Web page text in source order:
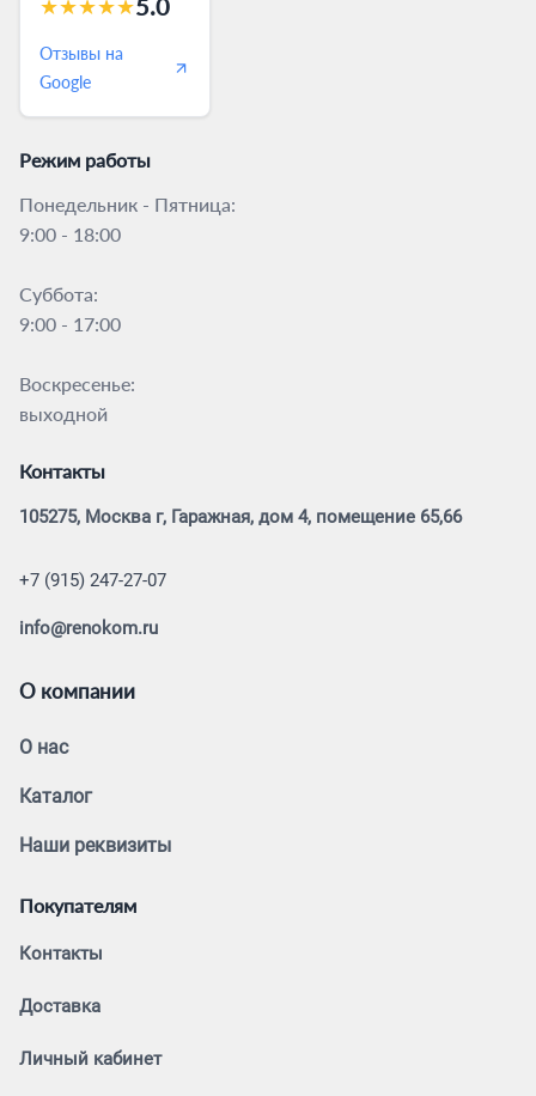
★★★★★5.0
Отзывы на
Google
Режим работы
Понедельник - Пятница:
9:00 - 18:00
Суббота:
9:00 - 17:00
Воскресенье:
выходной
Контакты
105275, Москва г, Гаражная, дом 4, помещение 65,66
+7 (915) 247-27-07
info@renokom.ru
О компании
О нас
Каталог
Наши реквизиты
Покупателям
Контакты
Доставка
Личный кабинет